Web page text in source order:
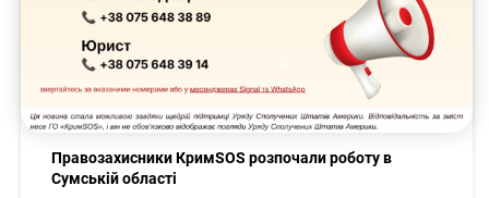
Правозахисники КримSOS розпочали роботу в
Сумській області